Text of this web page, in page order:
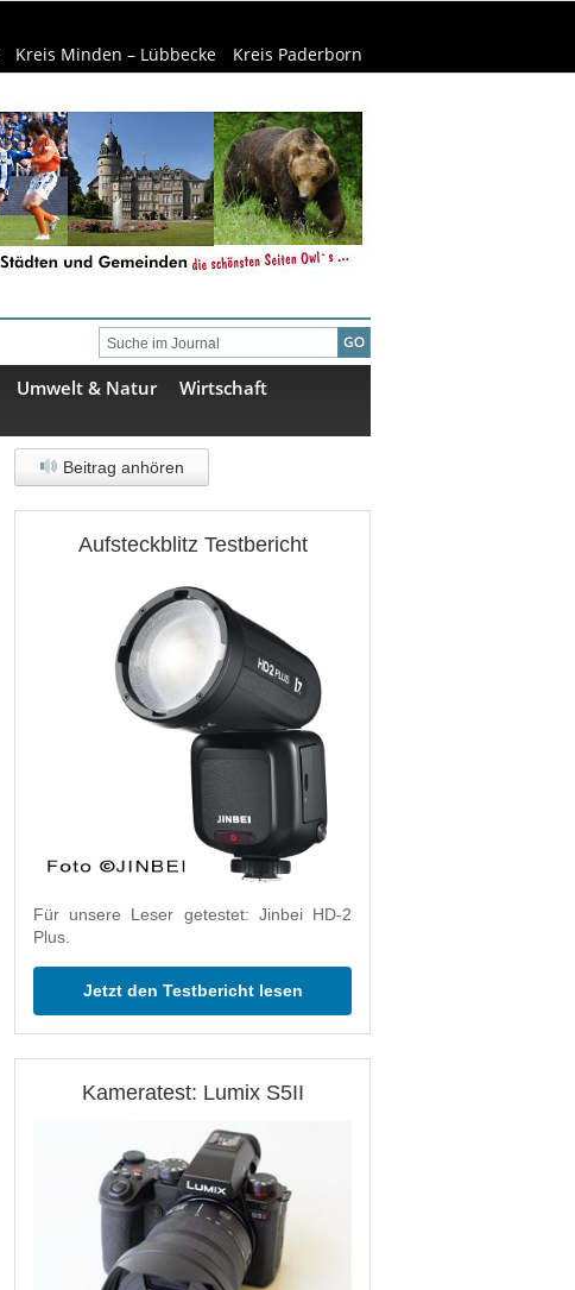
Kreis Minden – Lübbecke Kreis Paderborn
Umwelt & Natur
Wirtschaft
Beitrag anhören
Aufsteckblitz Testbericht
Für unsere Leser getestet: Jinbei HD-2
Plus.
Jetzt den Testbericht lesen
Kameratest: Lumix S5II